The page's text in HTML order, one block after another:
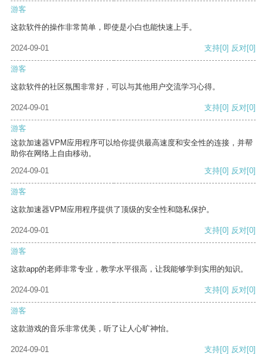
游客
这款软件的操作非常简单，即使是小白也能快速上手。
2024-09-01 支持[0] 反对[0]
游客
这款软件的社区氛围非常好，可以与其他用户交流学习心得。
2024-09-01 支持[0] 反对[0]
游客
这款加速器VPM应用程序可以给你提供最高速度和安全性的连接，并帮
助你在网络上自由移动。
2024-09-01
支持[0] 反对[0]
游客
这款加速器VPM应用程序提供了顶级的安全性和隐私保护。
2024-09-01 支持[0] 反对[0]
游客
这款app的老师非常专业，教学水平很高，让我能够学到实用的知识。
2024-09-01 支持[0] 反对[0]
游客
这款游戏的音乐非常优美，听了让人心旷神怡。
2024-09-01 支持[0] 反对[0]